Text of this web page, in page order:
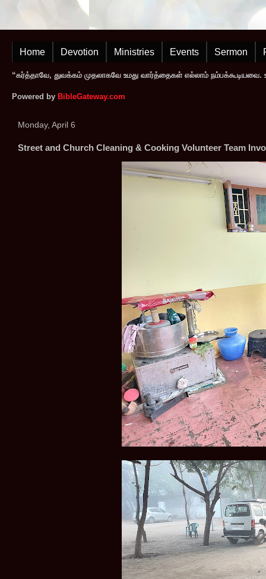
Home Devotion Ministries Events Sermon
“கர்த்தாவே, துவக்கம் முதலாகவே உமது வார்த்தைகள் எல்லாம் நம்பக்கூடியவை.
Powered by BibleGateway.com
Monday, April 6
Street and Church Cleaning & Cooking Volunteer Team